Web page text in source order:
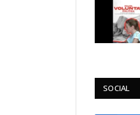
SOCIAL